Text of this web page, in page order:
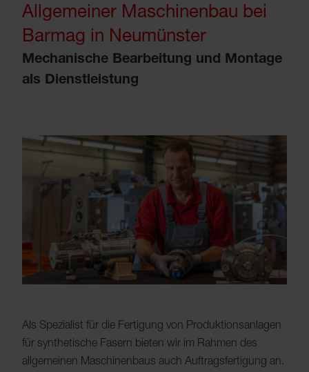
Allgemeiner Maschinenbau bei
Barmag in Neumünster
Mechanische Bearbeitung und Montage
als Dienstleistung
Als Spezialist für die Fertigung von Produktionsanlagen
für synthetische Fasern bieten wir im Rahmen des
allgemeinen Maschinenbaus auch Auftragsfertigung an.